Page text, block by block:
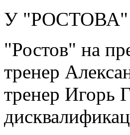
У
"Ростов" на
тренер
тренер Игорь